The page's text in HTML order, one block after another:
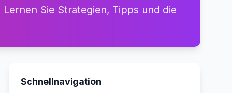
Sie Strategien, Tipps und die
Schnellnavigation